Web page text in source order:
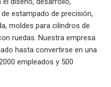
estampado de precisión,
moldes para cilindros de
ruedas. Nuestra empresa
hasta convertirse en una
empleados y 500